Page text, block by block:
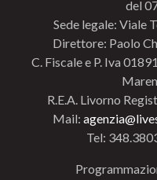
del
Sede legale: Viale
Direttore: Paolo
C. Fiscale e P. Iva
R.E.A. Livorno
Mail:
Tel: